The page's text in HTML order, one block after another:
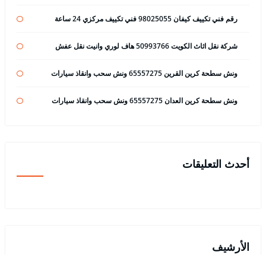
رقم فني تكييف كيفان 98025055 فني تكييف مركزي 24 ساعة
شركة نقل اثاث الكويت 50993766 هاف لوري وانيت نقل عفش
ونش سطحة كرين القرين 65557275 ونش سحب وانقاذ سيارات
ونش سطحة كرين العدان 65557275 ونش سحب وانقاذ سيارات
أحدث التعليقات
الأرشيف